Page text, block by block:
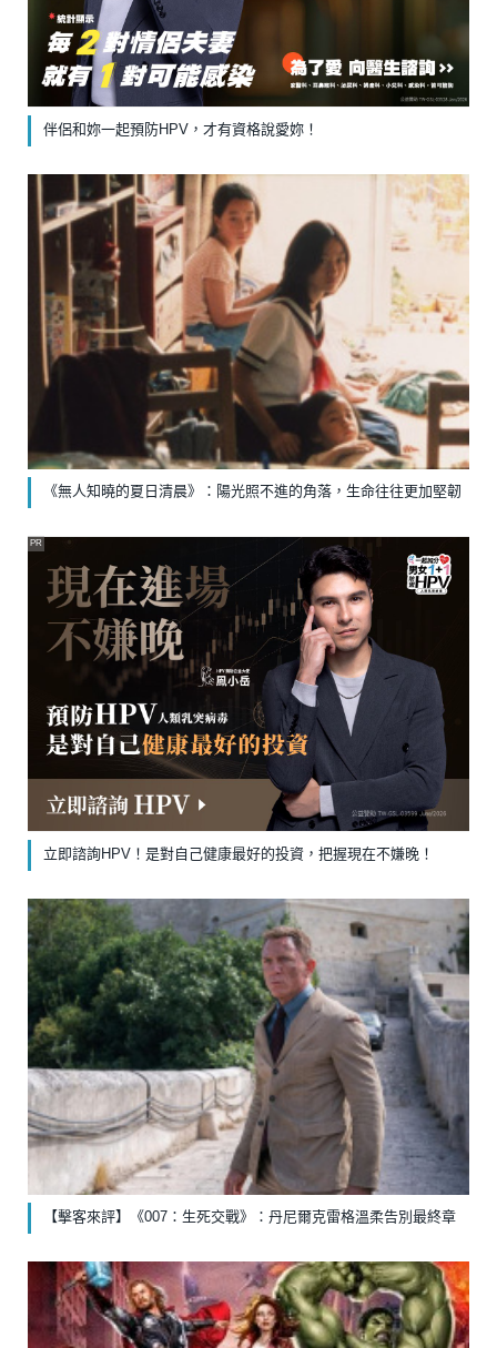
伴侶和妳一起預防HPV，才有資格說愛妳！
《無人知曉的夏日清晨》：陽光照不進的角落，生命往往更加堅韌
立即諮詢HPV！是對自己健康最好的投資，把握現在不嫌晚！
PR
【擊客來評】《007：生死交戰》：丹尼爾克雷格溫柔告別最終章